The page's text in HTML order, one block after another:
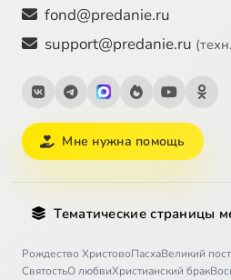
fond@predanie.ru
support@predanie.ru
Мне нужна помощь
Тематические страницы
Рождество ХристовоПасхаВеликий пост
СвятостьО любвиХристианский брак